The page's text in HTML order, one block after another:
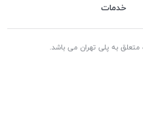
خدمات
به پلی تهران می باشد.